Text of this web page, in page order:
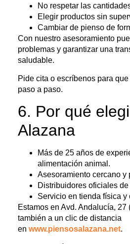
No respetar las
Elegir productos sin
Cambiar de pienso de
Con nuestro asesoramiento
problemas y garantizar una
saludable.
Pide cita o escríbenos para
paso a paso.
6. Por qué
Alazana
Más de 25 años de
alimentación animal.
Asesoramiento cercano y
Distribuidores oficiales
Servicio en tienda física y
Estamos en Avd. Andalucía, 27
también a un clic de distancia
en www.piensosalazana.net.